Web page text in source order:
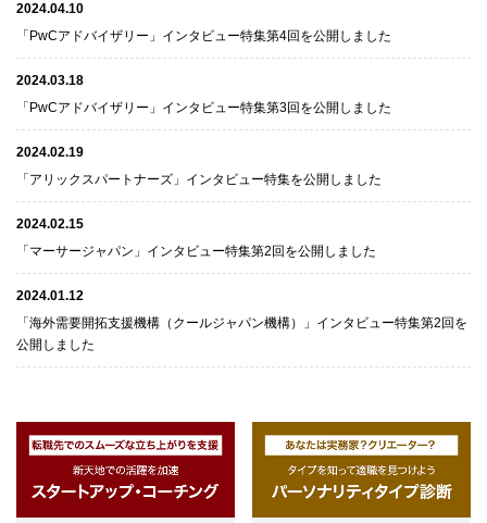
2024.04.10
「PwCアドバイザリー」インタビュー特集第4回を公開しました
2024.03.18
「PwCアドバイザリー」インタビュー特集第3回を公開しました
2024.02.19
「アリックスパートナーズ」インタビュー特集を公開しました
2024.02.15
「マーサージャパン」インタビュー特集第2回を公開しました
2024.01.12
「海外需要開拓支援機構（クールジャパン機構）」インタビュー特集第2回を
公開しました